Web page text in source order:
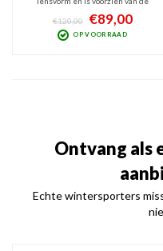
contrastrijke Vermillion Gun-lens
(categorie 2). Deze lichte lens geeft
hem perfect zicht bij bewolkte tot
€120,00 €89,00
OP VOORRAAD
Ontvang als
Echte wintersporters